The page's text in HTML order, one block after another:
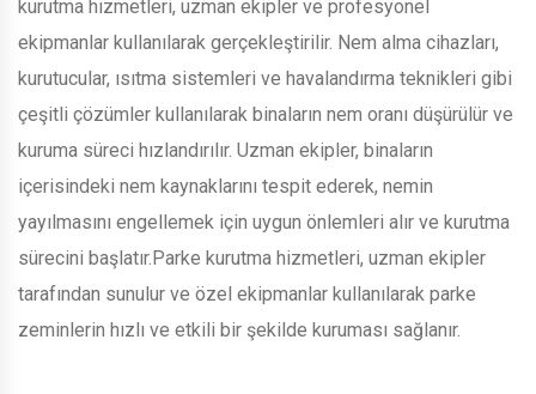
kurutma hizmetleri, uzman ekipler ve profesyonel
ekipmanlar kullanılarak gerçekleştirilir. Nem alma cihazları,
kurutucular, ısıtma sistemleri ve havalandırma teknikleri gibi
çeşitli çözümler kullanılarak binaların nem oranı düşürülür ve
kuruma süreci hızlandırılır. Uzman ekipler, binaların
içerisindeki nem kaynaklarını tespit ederek, nemin
yayılmasını engellemek için uygun önlemleri alır ve kurutma
sürecini başlatır.Parke kurutma hizmetleri, uzman ekipler
tarafından sunulur ve özel ekipmanlar kullanılarak parke
zeminlerin hızlı ve etkili bir şekilde kuruması sağlanır.